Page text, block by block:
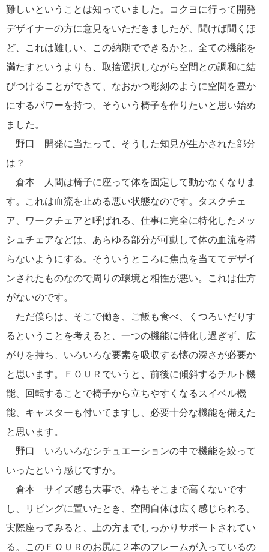
難しいということは知っていました。コクヨに行って開発
デザイナーの方に意見をいただきましたが、聞けば聞くほ
ど、これは難しい、この納期でできるかと。全ての機能を
満たすというよりも、取捨選択しながら空間との調和に結
びつけることができて、なおかつ彫刻のように空間を豊か
にするパワーを持つ、そういう椅子を作りたいと思い始め
ました。
野口 開発に当たって、そうした知見が生かされた部分
は？
倉本 人間は椅子に座って体を固定して動かなくなりま
す。これは血流を止める悪い状態なのです。タスクチェ
ア、ワークチェアと呼ばれる、仕事に完全に特化したメッ
シュチェアなどは、あらゆる部分が可動して体の血流を滞
らないようにする。そういうところに焦点を当ててデザイ
ンされたものなので周りの環境と相性が悪い。これは仕方
がないのです。
ただ僕らは、そこで働き、ご飯も食べ、くつろいだりす
るということを考えると、一つの機能に特化し過ぎず、広
がりを持ち、いろいろな要素を吸収する懐の深さが必要か
と思います。ＦＯＵＲでいうと、前後に傾斜するチルト機
能、回転することで椅子から立ちやすくなるスイベル機
能、キャスターも付いてますし、必要十分な機能を備えた
と思います。
野口 いろいろなシチュエーションの中で機能を絞って
いったという感じですか。
倉本 サイズ感も大事で、枠もそこまで高くないです
し、リビングに置いたとき、空間自体は広く感じられる。
実際座ってみると、上の方までしっかりサポートされてい
る。このＦＯＵＲのお尻に２本のフレームが入っているの